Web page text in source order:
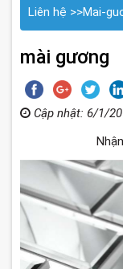
Liên hệ >>Mai-
mài gương
Cập nhật: 6/1/